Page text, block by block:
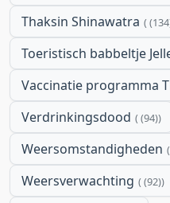
Thaksin Shinawatra
Toeristisch babbeltje
Vaccinatie programma
Verdrinkingsdood (94)
Weersomstandigheden
Weersverwachting (92)